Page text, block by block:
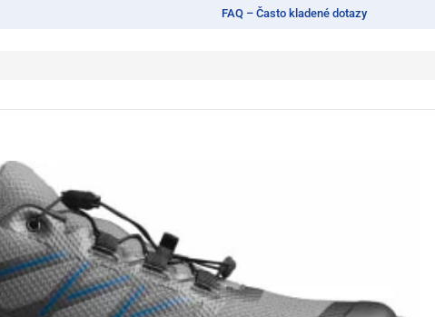
FAQ – Často kladené dotazy